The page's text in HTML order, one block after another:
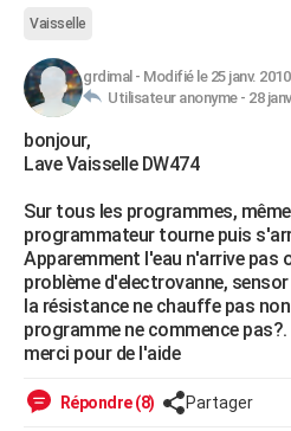
Retraite
Impôts
Epargne
Immobilier
Risques naturels par ville
Banque
Assurance
Crédit
AUTO
Essais
Réserver un essai
Citadines
Berlines
SUV
Forum auto
HIGH-TECH
Mobiles
Meilleur smartphone
Internet
Ordinateurs
Jeux vidéo
Guide high-tech
BRICOLAGE
Forum
Aménagement intérieur
Extérieur
Cuisine
Salle de bains
Jardinage
Rangement
WEEK-END
Guides de France
Escapades
Patrimoine
Expositions
Musées
Week-end nature
+LIFESTYLE
Art de vivre
Bien-être
Loisirs
Mode
Modes de vie
SANTE
Alimentation
Guide de la santé
Maladies
Médicaments
Sommeil
VOYAGE
Destinations
City break
Voyage nature
Voyage de noces
Forum
Climat
+PHOTO
GUIDES D'ACHAT
Vaisselle
grdimal - Modifié le 25 janv.
Utilisateur anonyme - 28
bonjour,
Lave Vaisselle DW474
Sur tous les programmes,
programmateur tourne puis
Apparemment l'eau n'arrive pas
problème d'electrovanne,
la résistance ne chauffe pas
programme ne commence pas?.
merci pour de l'aide
Répondre (8) Partager